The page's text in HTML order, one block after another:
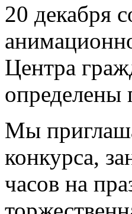
20 декабря
Центра
определены
Мы
конкурса,
часов на